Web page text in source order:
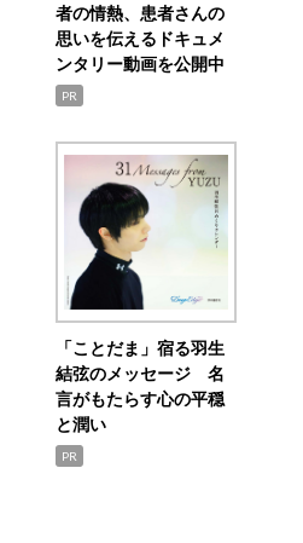
者の情熱、患者さんの
思いを伝えるドキュメ
ンタリー動画を公開中
PR
「ことだま」宿る羽生
結弦のメッセージ 名
言がもたらす心の平穏
と潤い
PR